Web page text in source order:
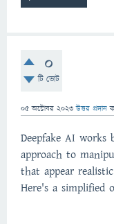
0
টি ভোট
05 অক্টোবর 2023 উত্তর প্রদান
Deepfake AI works
approach to
that appear
Here's a simplified